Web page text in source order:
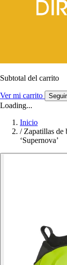
Subtotal del carrito
Ver mi carrito
Loading...
Inicio
/ Zapatillas de
‘Supernova’